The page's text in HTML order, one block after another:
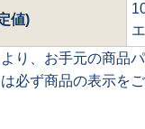
値)
り、お手元の商品
必ず商品の表示をご